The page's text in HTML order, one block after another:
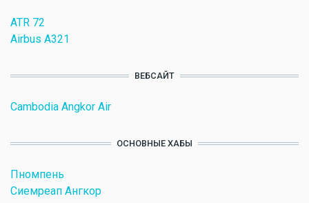
ATR 72
Airbus A321
ВЕБСАЙТ
Cambodia Angkor Air
ОСНОВНЫЕ ХАБЫ
Пномпень
Сиемреап Ангкор